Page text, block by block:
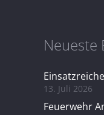
Neueste
13. Juli 2026
Feuerwehr